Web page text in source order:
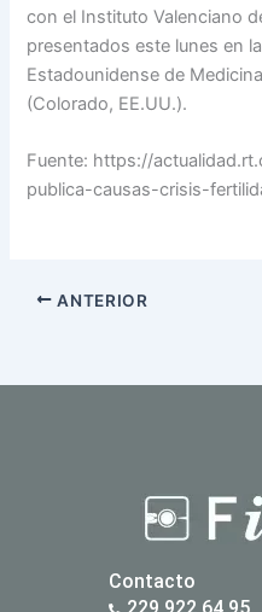
con el Instituto Valenciano
presentados este lunes en
Estadounidense de
(Colorado, EE.UU.).
Fuente: https://
publica-causas-crisis-
ANTERIOR
Contacto